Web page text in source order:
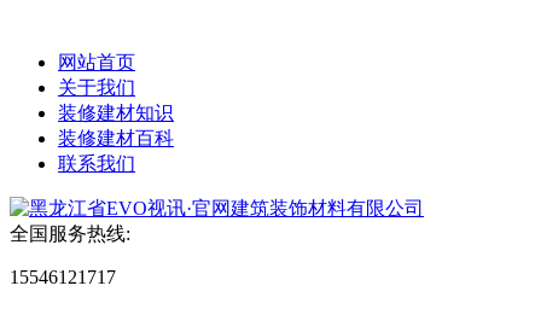
网站首页
关于我们
装修建材知识
装修建材百科
联系我们
全国服务热线:
15546121717